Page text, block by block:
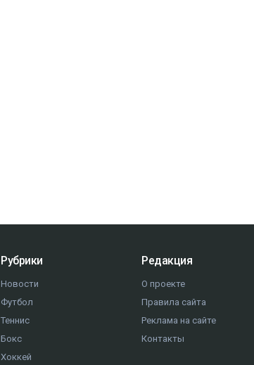
Рубрики
Новости
Футбол
Теннис
Бокс
Хоккей
Редакция
О проекте
Правила сайта
Реклама на сайте
Контакты